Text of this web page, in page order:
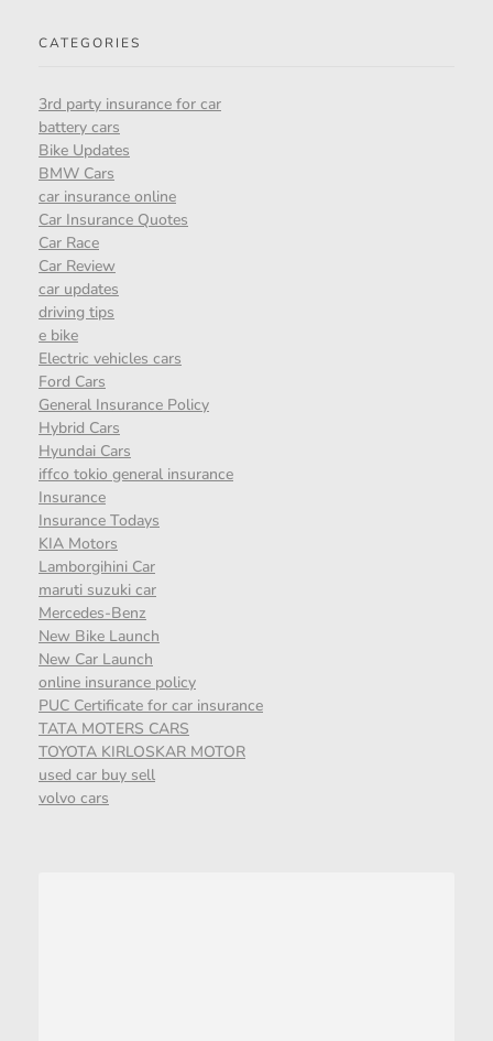
CATEGORIES
3rd party insurance for car
battery cars
Bike Updates
BMW Cars
car insurance online
Car Insurance Quotes
Car Race
Car Review
car updates
driving tips
e bike
Electric vehicles cars
Ford Cars
General Insurance Policy
Hybrid Cars
Hyundai Cars
iffco tokio general insurance
Insurance
Insurance Todays
KIA Motors
Lamborgihini Car
maruti suzuki car
Mercedes-Benz
New Bike Launch
New Car Launch
online insurance policy
PUC Certificate for car insurance
TATA MOTERS CARS
TOYOTA KIRLOSKAR MOTOR
used car buy sell
volvo cars